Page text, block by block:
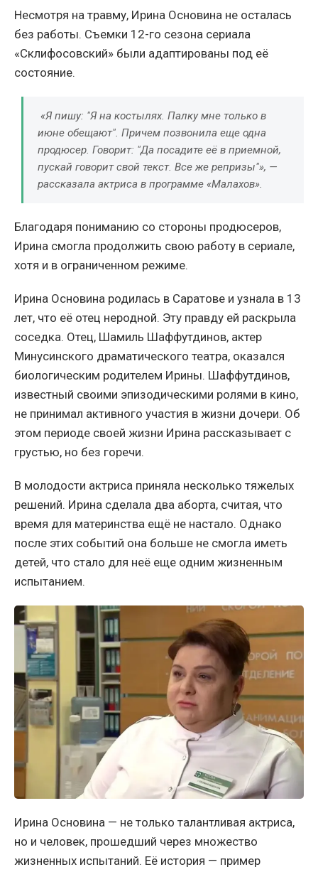
Несмотря на травму, Ирина Основина не осталась
без работы. Съемки 12-го сезона сериала
«Склифосовский» были адаптированы под её
состояние.
«Я пишу: "Я на костылях. Палку мне только в
июне обещают". Причем позвонила еще одна
продюсер. Говорит: "Да посадите её в приемной,
пускай говорит свой текст. Все же репризы"», —
рассказала актриса в программе «Малахов».
Благодаря пониманию со стороны продюсеров,
Ирина смогла продолжить свою работу в сериале,
хотя и в ограниченном режиме.
Ирина Основина родилась в Саратове и узнала в 13
лет, что её отец неродной. Эту правду ей раскрыла
соседка. Отец, Шамиль Шаффутдинов, актер
Минусинского драматического театра, оказался
биологическим родителем Ирины. Шаффутдинов,
известный своими эпизодическими ролями в кино,
не принимал активного участия в жизни дочери. Об
этом периоде своей жизни Ирина рассказывает с
грустью, но без горечи.
В молодости актриса приняла несколько тяжелых
решений. Ирина сделала два аборта, считая, что
время для материнства ещё не настало. Однако
после этих событий она больше не смогла иметь
детей, что стало для неё еще одним жизненным
испытанием.
Ирина Основина — не только талантливая актриса,
но и человек, прошедший через множество
жизненных испытаний. Её история — пример